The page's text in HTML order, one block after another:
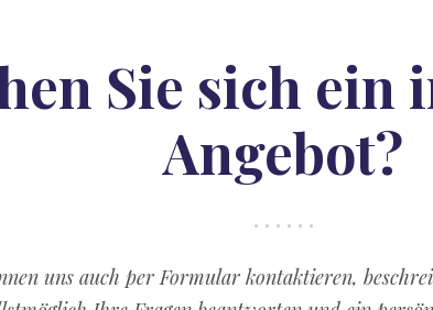
Sie sich ein
Angebot?
uns auch per Formular kontaktieren,